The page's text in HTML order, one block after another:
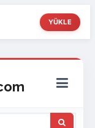
YÜKLE